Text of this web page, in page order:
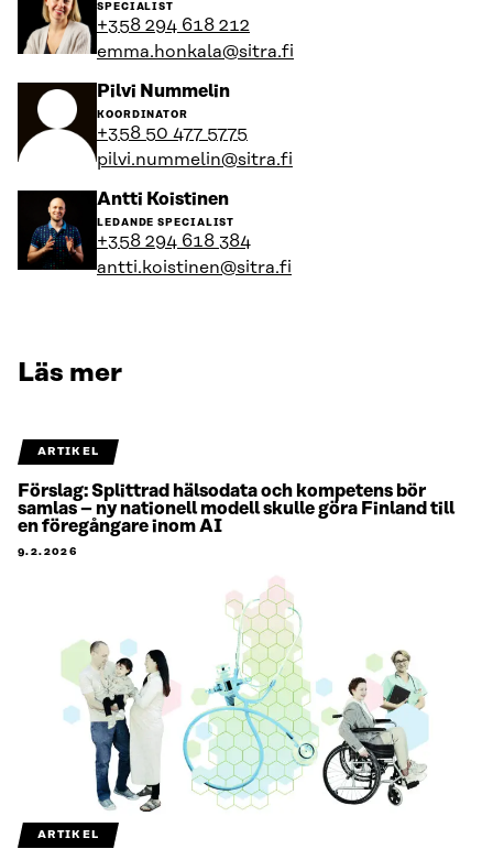
personens
profil
SPECIALIST
+358 294 618 212
emma.honkala@sitra.fi
Pilvi NummelinGå
personens
profil
KOORDINATOR
+358 50 477 5775
pilvi.nummelin@sitra.fi
Antti KoistinenGå
till
personens
profil
LEDANDE SPECIALIST
+358 294 618 384
antti.koistinen@sitra.fi
Läs mer
ARTIKEL
Förslag: Splittrad hälsodata och kompetens bör
samlas – ny nationell modell skulle göra Finland till
en föregångare inom AI
9.2.2026
ARTIKEL